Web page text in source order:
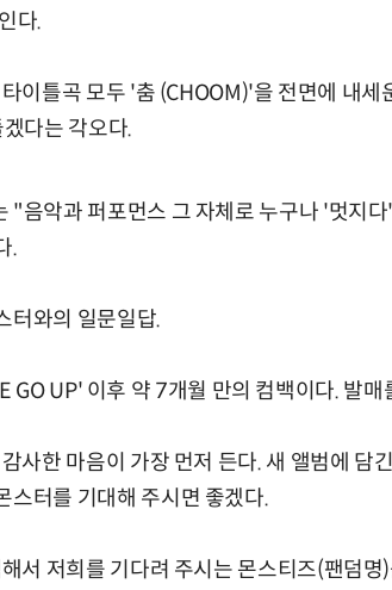
다.
이틀곡 모두 '춤 (CHOOM)'을 전면에 내
다는 각오다.
"음악과 퍼포먼스 그 자체로 누구나 '멋지
.
터와의 일문일답.
GO UP' 이후 약 7개월 만의 컴백이다. 발매
사한 마음이 가장 먼저 든다. 새 앨범에 담
스터를 기대해 주시면 좋겠다.
서 저희를 기다려 주시는 몬스티즈(팬덤